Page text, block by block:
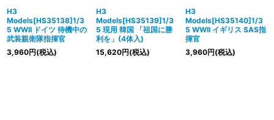
H3
Models[HS35138]1/3
5 WWII ドイツ 待機中の
武装親衛隊指揮官
3,960円(税込)
H3
Models[HS35139]1/3
5 現用 韓国 「祖国に勝
利を」(4体入)
15,620円(税込)
H3
Models[HS35140]1/3
5 WWII イギリス SAS指
揮官
3,960円(税込)